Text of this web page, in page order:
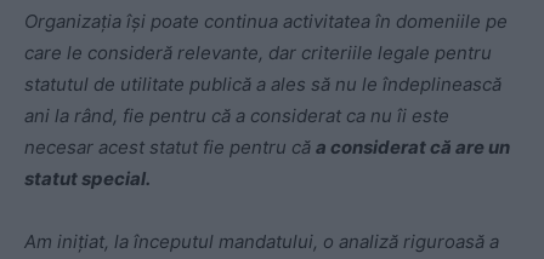
Organizația își poate continua activitatea în domeniile pe
care le consideră relevante, dar criteriile legale pentru
statutul de utilitate publică a ales să nu le îndeplinească
ani la rând, fie pentru că a considerat ca nu îi este
necesar acest statut fie pentru că a considerat că are un
statut special.
Am inițiat, la începutul mandatului, o analiză riguroasă a